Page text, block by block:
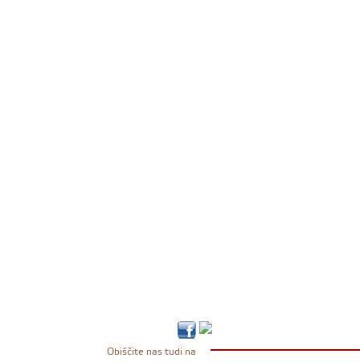
Obiščite nas tudi na